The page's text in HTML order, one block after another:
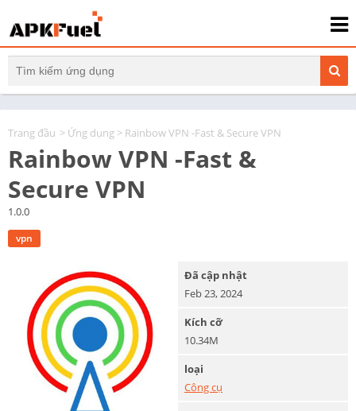
Trang đầu > Ứng dụng > Rainbow VPN -Fast & Secure VPN
Rainbow VPN -Fast &
Secure VPN
1.0.0
vpn
Đã cập nhật
Feb 23, 2024
Kích cỡ
10.34M
loại
Công cụ